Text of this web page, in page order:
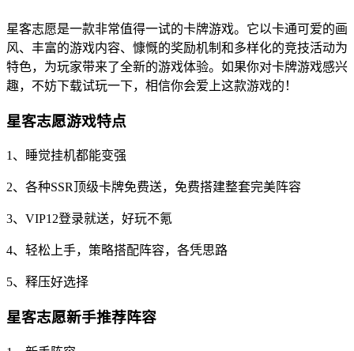
星客志愿是一款非常值得一试的卡牌游戏。它以卡通可爱的画
风、丰富的游戏内容、慷慨的奖励机制和多样化的竞技活动为
特色，为玩家带来了全新的游戏体验。如果你对卡牌游戏感兴
趣，不妨下载试玩一下，相信你会爱上这款游戏的！
星客志愿游戏特点
1、睡觉挂机都能变强
2、各种SSR顶级卡牌免费送，免费搭建整套完美阵容
3、VIP12登录就送，好玩不氪
4、轻松上手，策略搭配阵容，各凭思路
5、释压好选择
星客志愿新手推荐阵容